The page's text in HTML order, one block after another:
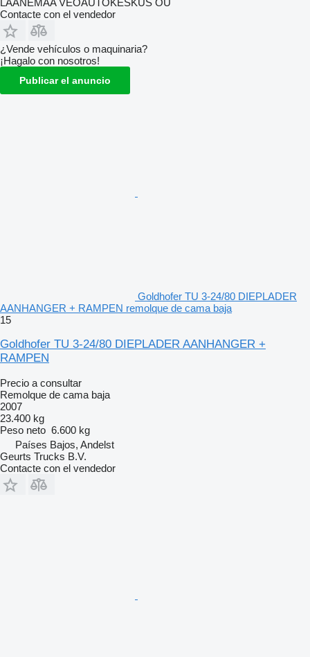
LAANEMAA VEOAUTOKESKUS OU
Contacte con el vendedor
¿Vende vehículos o maquinaria?
¡Hagalo con nosotros!
Publicar el anuncio
Goldhofer TU 3-24/80 DIEPLADER
AANHANGER + RAMPEN remolque de cama baja
15
Goldhofer TU 3-24/80 DIEPLADER AANHANGER +
RAMPEN
Precio a consultar
Remolque de cama baja
2007
23.400 kg
Peso neto 6.600 kg
Países Bajos, Andelst
Geurts Trucks B.V.
Contacte con el vendedor